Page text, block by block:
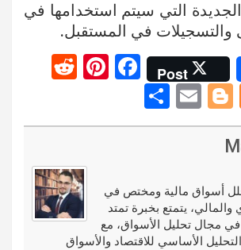
الجديدة التي سيتم استخدامها في
والتسجيلات في المستقبل.
Post
F
ce
o
k
Pi
er
t
d
t
M
ix
Bl
o
er
E
m
h
أسواق مالية ومختص في
والمالي، يتمتع بخبرة تمتد
16 عامًا في مجال تحليل الأسواق، مع
الأساسي للاقتصاد والأسواق